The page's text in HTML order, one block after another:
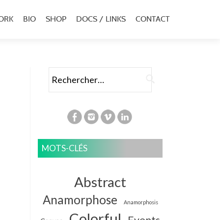
BIO SHOP DOCS / LINKS CONTACT
MOTS-CLÉS
Abstract
Anamorphose Anamorphosis